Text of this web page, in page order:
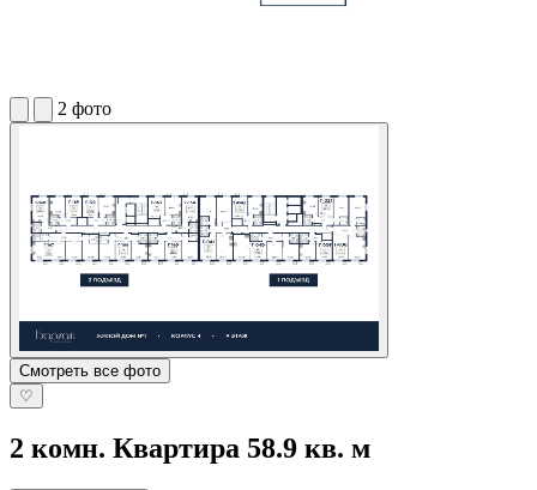
2 фото
Смотреть все фото
♡
2 комн. Квартира 58.9 кв. м